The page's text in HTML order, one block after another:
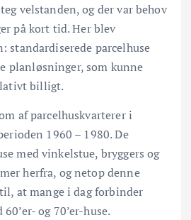
velstanden, og der var behov
på kort tid. Her blev
standardiserede parcelhuse
planløsninger, som kunne
billigt.
af parcelhuskvarterer i
1960 – 1980. De
med vinkelstue, bryggers og
herfra, og netop denne
at mange i dag forbinder
og 70’er-huse.